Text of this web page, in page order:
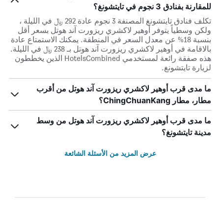
للمقارنة بفنادق 3 نجوم في تايتشونغ؟
تكلف فنادق تايتشونغ المصنفة 3 نجوم عادة 292 ﷼ في الليلة ،
ولكن وسطياً يتوفر أوهير لاكشري ريزورت آند هوتل بسعر أقل
بنسبة 18% عن معدل السعر في المنطقة. يمكنك الاستمتاع عادة
بالاقامة في أوهير لاكشري ريزورت آند هوتل بـ 238 ﷼ في الليلة.
هذه صفقة رائعة لمستخدمي HotelsCombined الذين يخططون
لزيارة تايتشونغ.
ما مدى قرب أوهير لاكشري ريزورت آند هوتل من أقرب
مطار، مطار ChingChuanKang؟
ما مدى قرب أوهير لاكشري ريزورت آند هوتل من وسط
مدينة تايتشونغ؟
عرض المزيد من الأسئلة الشائعة